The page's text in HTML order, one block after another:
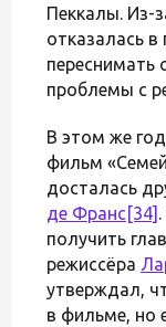
Пеккалы. Из-
отказалась
переснимать
проблемы с
В этом же
фильм
досталась
де Франс [34]
получить
режиссёра
утверждал,
в фильме, но